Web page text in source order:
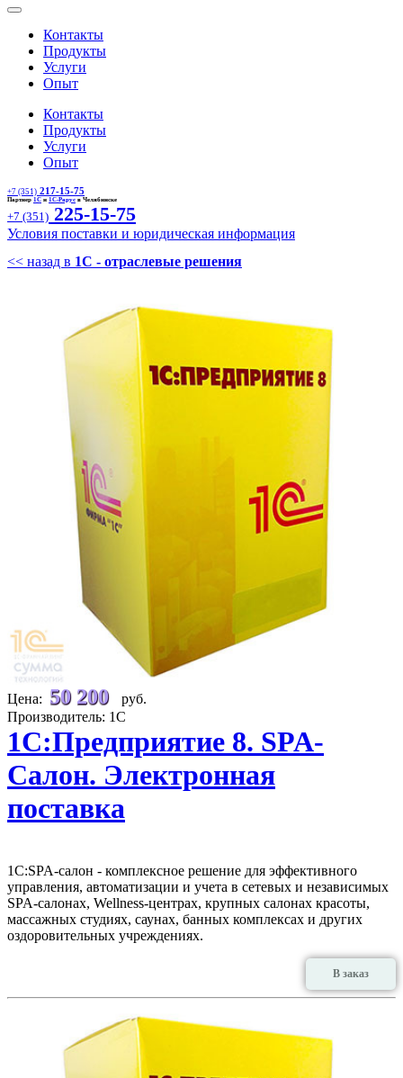
Контакты
Продукты
Услуги
Опыт
Контакты
Продукты
Услуги
Опыт
+7 (351) 217-15-75
Партнер 1С и 1С-Рарус в Челябинске
+7 (351) 225-15-75
Условия поставки и юридическая информация
<< назад в 1С - отраслевые решения
Цена: 50 200
руб.
Производитель: 1С
1С:Предприятие 8. SPA-
Салон. Электронная
поставка
1С:SPA-салон - комплексное решение для эффективного
управления, автоматизации и учета в сетевых и независимых
SPA-салонах, Wellness-центрах, крупных салонах красоты,
массажных студиях, саунах, банных комплексах и других
оздоровительных учреждениях.
В заказ